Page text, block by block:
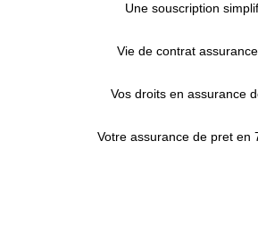
Une souscription
Vie de contrat
Vos droits en assurance
Votre assurance de pret en